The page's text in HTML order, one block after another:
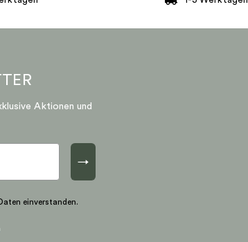
Aktionen und
→
einverstanden.